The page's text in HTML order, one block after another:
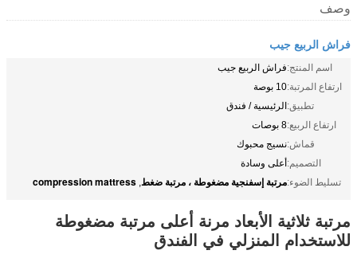
وصف
فراش الربيع جيب
اسم المنتج:فراش الربيع جيب
ارتفاع المرتبة:10 بوصة
تطبيق:الرئيسية / فندق
ارتفاع الربيع:8 بوصات
قماش:نسيج محبوك
التصميم:أعلى وسادة
تسليط الضوء:مرتبة إسفنجية مضغوطة ، مرتبة ضغط,
compression mattress
مرتبة ثلاثية الأبعاد مرنة أعلى مرتبة مضغوطة
للاستخدام المنزلي في الفندق